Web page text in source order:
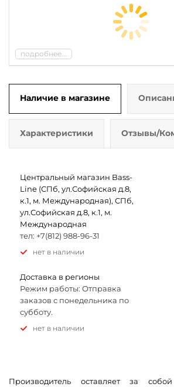
подробнее...
Наличие в магазине
Характеристики Отзывы/
Центральный магазин Bass-
Line (СПб, ул.Софийская д.8,
к.1, м. Международная), СПб,
ул.Софийская д.8, к.1, м.
Международная
тел: +7(812) 988-96-31
Нет в наличии
Доставка в регионы
Режим работы: Отправка
заказов с понедельника по
субботу.
Нет в наличии
Производитель оставляет за